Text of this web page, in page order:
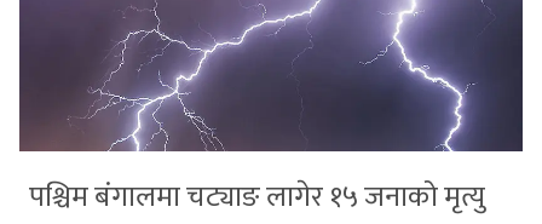
पश्चिम बंगालमा चट्याङ लागेर १५ जनाको मृत्यु